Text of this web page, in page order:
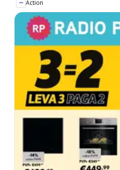
Action